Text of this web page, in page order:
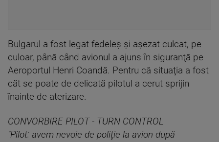
Bulgarul a fost legat fedeleş şi aşezat culcat, pe
culoar, până când avionul a ajuns în siguranţă pe
Aeroportul Henri Coandă. Pentru că situaţia a fost
cât se poate de delicată pilotul a cerut sprijin
înainte de aterizare.
CONVORBIRE PILOT - TURN CONTROL
"Pilot: avem nevoie de poliţie la avion după